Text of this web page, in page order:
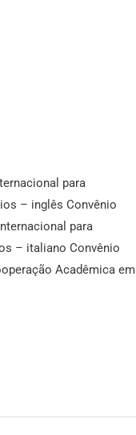
para
– inglês Convênio
para
– italiano Convênio
Acadêmica em